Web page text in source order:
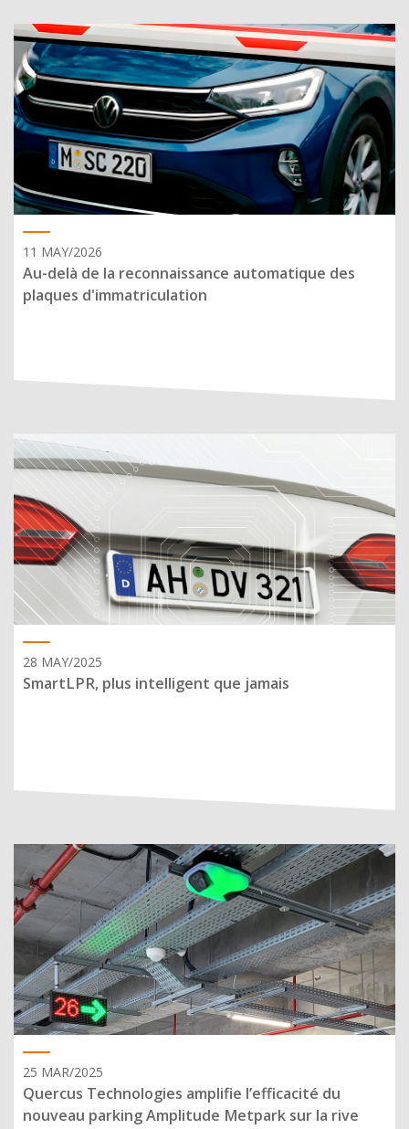
11 MAY/2026
Au-delà de la reconnaissance automatique des
plaques d'immatriculation
28 MAY/2025
SmartLPR, plus intelligent que jamais
25 MAR/2025
Quercus Technologies amplifie l’efficacité du
nouveau parking Amplitude Metpark sur la rive